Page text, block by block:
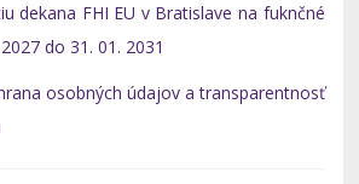
dekana FHI EU v Bratislave na fuknčné
do 31. 01. 2031
osobných údajov a transparentnosť